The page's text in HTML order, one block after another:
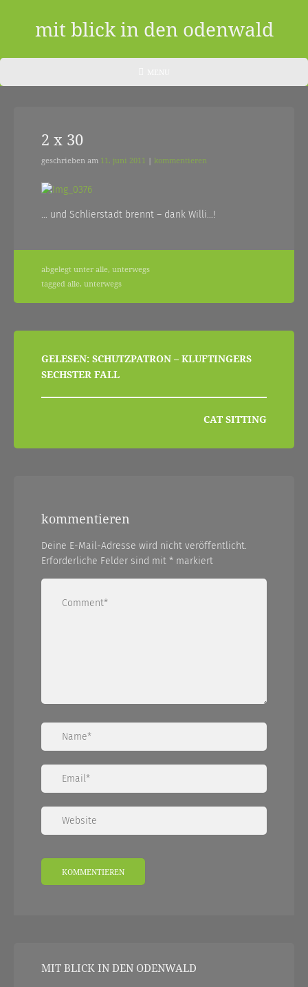
mit blick in den odenwald
blog
dem
odenwald
zwischendurch
nebenher…
2 x 30
geschrieben am 11. juni 2011 | kommentieren
… und Schlierstadt brennt – dank Willi…!
abgelegt unter alle, unterwegs
tagged alle, unterwegs
beitragsnavigation
GELESEN: SCHUTZPATRON – KLUFTINGERS
SECHSTER FALL
CAT SITTING
kommentieren
Deine E-Mail-Adresse wird nicht veröffentlicht.
Erforderliche Felder sind mit * markiert
MIT BLICK IN DEN ODENWALD